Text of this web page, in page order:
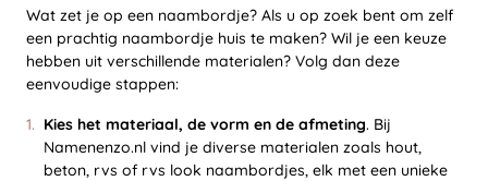
Wat zet je op een naambordje? Als u op zoek bent om zelf
een prachtig naambordje huis te maken? Wil je een keuze
hebben uit verschillende materialen? Volg dan deze
eenvoudige stappen:
Kies het materiaal, de vorm en de afmeting. Bij
Namenenzo.nl vind je diverse materialen zoals hout,
beton, rvs of rvs look naambordjes, elk met een unieke